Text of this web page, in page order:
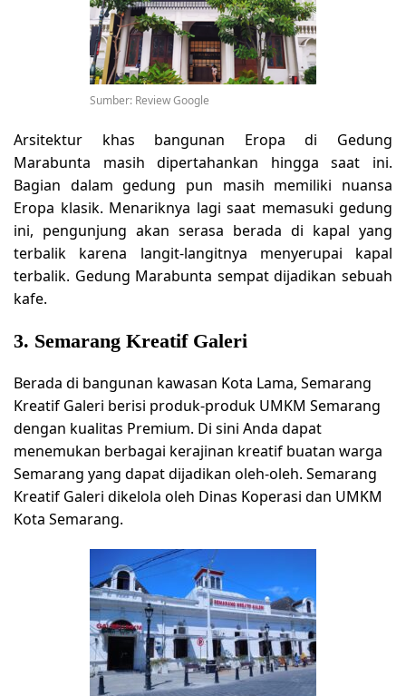
Sumber: Review Google
Arsitektur khas bangunan Eropa di Gedung
Marabunta masih dipertahankan hingga saat ini.
Bagian dalam gedung pun masih memiliki nuansa
Eropa klasik. Menariknya lagi saat memasuki gedung
ini, pengunjung akan serasa berada di kapal yang
terbalik karena langit-langitnya menyerupai kapal
terbalik. Gedung Marabunta sempat dijadikan sebuah
kafe.
3. Semarang Kreatif Galeri
Berada di bangunan kawasan Kota Lama, Semarang
Kreatif Galeri berisi produk-produk UMKM Semarang
dengan kualitas Premium. Di sini Anda dapat
menemukan berbagai kerajinan kreatif buatan warga
Semarang yang dapat dijadikan oleh-oleh. Semarang
Kreatif Galeri dikelola oleh Dinas Koperasi dan UMKM
Kota Semarang.